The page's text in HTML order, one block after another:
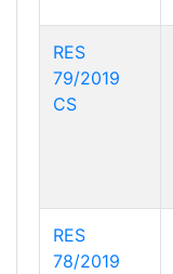
RES
79/2019
CS
RES
78/2019